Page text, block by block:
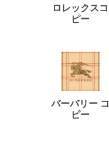
ロレックスコ
ピー
バーバリー コ
ピー